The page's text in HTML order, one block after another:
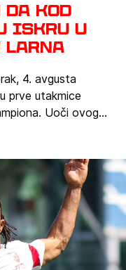
kod
iskru u
4. avgusta
prve utakmice
Uoči ovog